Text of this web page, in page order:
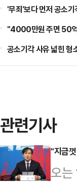
'무죄'보다 먼저 공소
"4000만원 주면 50억
공소기각 사유 넓힌
관련기사
"지금
오는